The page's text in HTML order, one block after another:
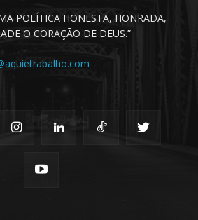
POLÍTICA HONESTA, HONRADA,
O CORAÇÃO DE DEUS.”